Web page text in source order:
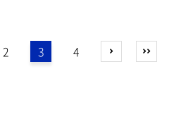
2 3 4